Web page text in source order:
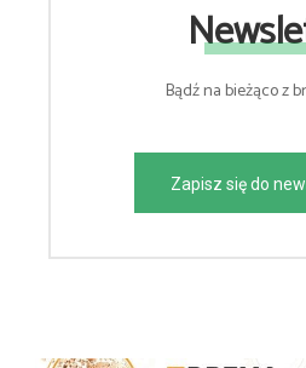
Bądź na bieżąco z
Zapisz się do